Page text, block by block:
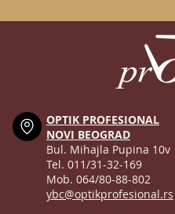
OPTIK PROFESIONAL
NOVI BEOGRAD
Bul. Mihajla Pupina 10v
Tel. 011/31-32-169
Mob. 064/80-88-802
ybc@optikprofesional.rs